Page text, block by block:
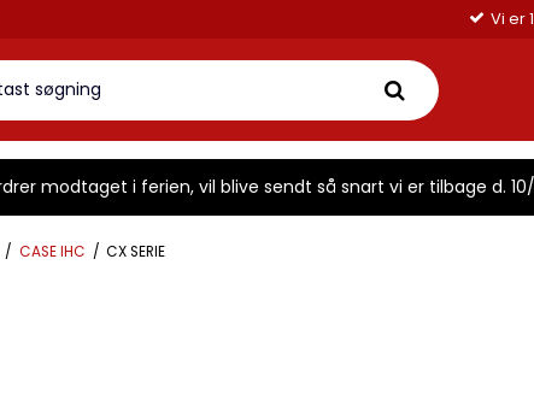
info@traktorbutikken.dk
modtaget i ferien, vil blive sendt så snart vi er tilbage d.
/ CASE IHC / CX SERIE